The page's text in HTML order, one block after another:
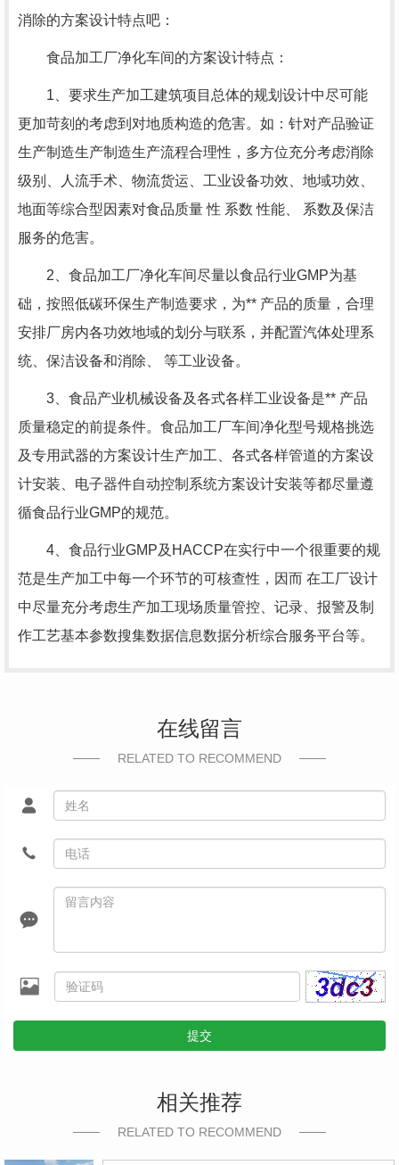
消除的方案设计特点吧：
食品加工厂净化车间的方案设计特点：
1、要求生产加工建筑项目总体的规划设计中尽可能
更加苛刻的考虑到对地质构造的危害。如：针对产品验证
生产制造生产制造生产流程合理性，多方位充分考虑消除
级别、人流手术、物流货运、工业设备功效、地域功效、
地面等综合型因素对食品质量 性 系数 性能、 系数及保洁
服务的危害。
2、食品加工厂净化车间尽量以食品行业GMP为基
础，按照低碳环保生产制造要求，为** 产品的质量，合理
安排厂房内各功效地域的划分与联系，并配置汽体处理系
统、保洁设备和消除、 等工业设备。
3、食品产业机械设备及各式各样工业设备是** 产品
质量稳定的前提条件。食品加工厂车间净化型号规格挑选
及专用武器的方案设计生产加工、各式各样管道的方案设
计安装、电子器件自动控制系统方案设计安装等都尽量遵
循食品行业GMP的规范。
4、食品行业GMP及HACCP在实行中一个很重要的规
范是生产加工中每一个环节的可核查性，因而 在工厂设计
中尽量充分考虑生产加工现场质量管控、记录、报警及制
作工艺基本参数搜集数据信息数据分析综合服务平台等。
在线留言
RELATED TO RECOMMEND
提交
相关推荐
RELATED TO RECOMMEND